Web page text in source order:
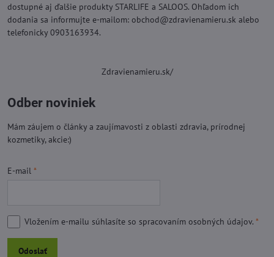
dostupné aj ďalšie produkty STARLIFE a SALOOS. Ohľadom ich
dodania sa informujte e-mailom: obchod@zdravienamieru.sk alebo
telefonicky 0903163934.
Zdravienamieru.sk/
Odber noviniek
Mám záujem o články a zaujímavosti z oblasti zdravia, prírodnej
kozmetiky, akcie:)
E-mail *
Vložením e-mailu súhlasíte so spracovaním osobných údajov. *
Odoslať